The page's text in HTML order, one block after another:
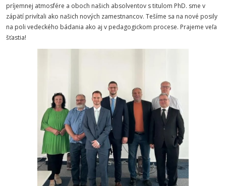
príjemnej atmosfére a oboch našich absolventov s titulom PhD. sme v
zápätí privítali ako našich nových zamestnancov. Tešíme sa na nové posily
na poli vedeckého bádania ako aj v pedagogickom procese. Prajeme veľa
šťastia!